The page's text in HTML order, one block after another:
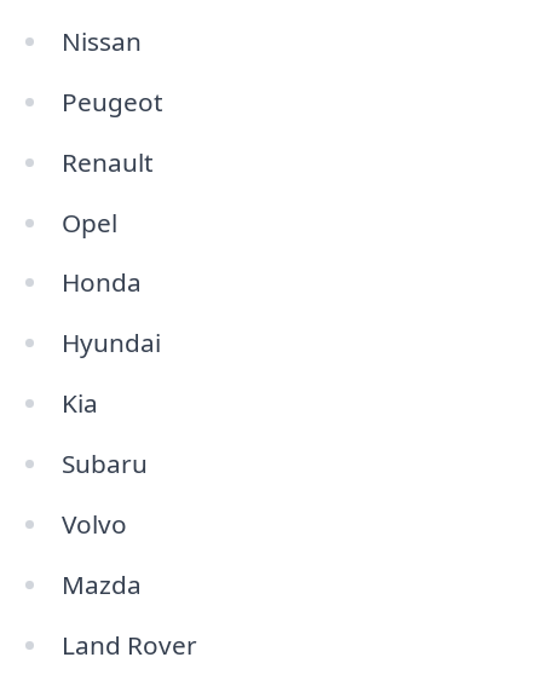
Nissan
Peugeot
Renault
Opel
Honda
Hyundai
Kia
Subaru
Volvo
Mazda
Land Rover